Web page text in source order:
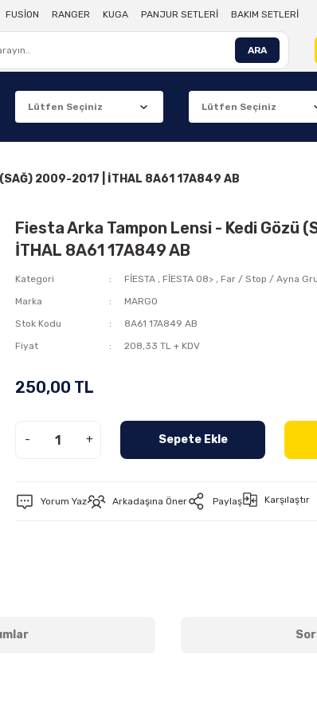
FUSİON RANGER KUGA PANJUR SETLERİ BAKIM SETLERİ
ARA
2009-2017 | İTHAL 8A61 17A849 AB
Fiesta Arka Tampon Lensi - Kedi Gözü
İTHAL 8A61 17A849 AB
Kategori FİESTA , FİESTA 08> , Far / Stop / Ayna
Marka
MARGO
Stok Kodu
8A61 17A849 AB
Fiyat
208,33 TL + KDV
250,00 TL
- + Sepete Ekle
Yorum Yaz Arkadaşına Öner Paylaş Karşılaştır